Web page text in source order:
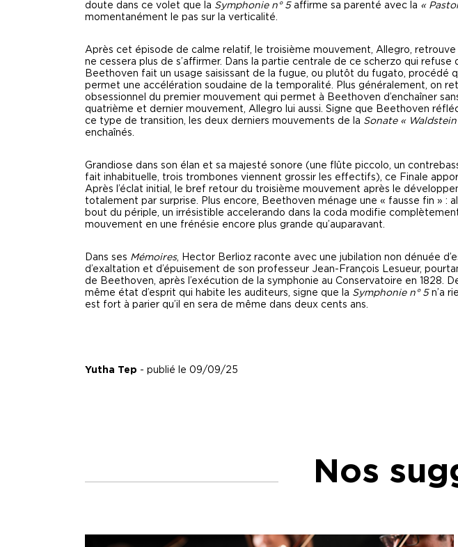
doute dans ce volet que la Symphonie n° 5affirme sa parenté avec la «
momentanément le pas sur la verticalité.
Après cet épisode de calme relatif, le troisième mouvement, Allegro, retrouve
ne cessera plus de s’affirmer. Dans la partie centrale de ce scherzo qui refuse
Beethoven fait un usage saisissant de la fugue, ou plutôt du fugato, procédé
permet une accélération soudaine de la temporalité. Plus généralement, on
obsessionnel du premier mouvement qui permet à Beethoven d’enchaîner
quatrième et dernier mouvement, Allegro lui aussi. Signe que Beethoven
ce type de transition, les deux derniers mouvements de la Sonate « Waldstein
enchaînés.
Grandiose dans son élan et sa majesté sonore (une flûte piccolo, un
fait inhabituelle, trois trombones viennent grossir les effectifs), ce Finale
Après l’éclat initial, le bref retour du troisième mouvement après le
totalement par surprise. Plus encore, Beethoven ménage une « fausse fin » :
bout du périple, un irrésistible accelerando dans la coda modifie
mouvement en une frénésie encore plus grande qu’auparavant.
Dans ses Mémoires, Hector Berlioz raconte avec une jubilation non dénuée
d’exaltation et d’épuisement de son professeur Jean-François Lesueur,
de Beethoven, après l’exécution de la symphonie au Conservatoire en 1828.
même état d’esprit qui habite les auditeurs, signe que la Symphonie n° 5n’a
est fort à parier qu’il en sera de même dans deux cents ans.
Yutha Tep - publié le 09/09/25
Nos